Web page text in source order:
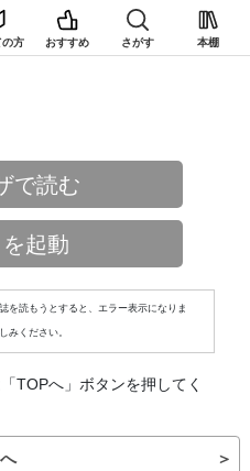
の方 おすすめ さがす 本棚
で読む
起動
を読もうとすると、エラー表示になりま
みください。
TOPへ」ボタンを押してく
＞